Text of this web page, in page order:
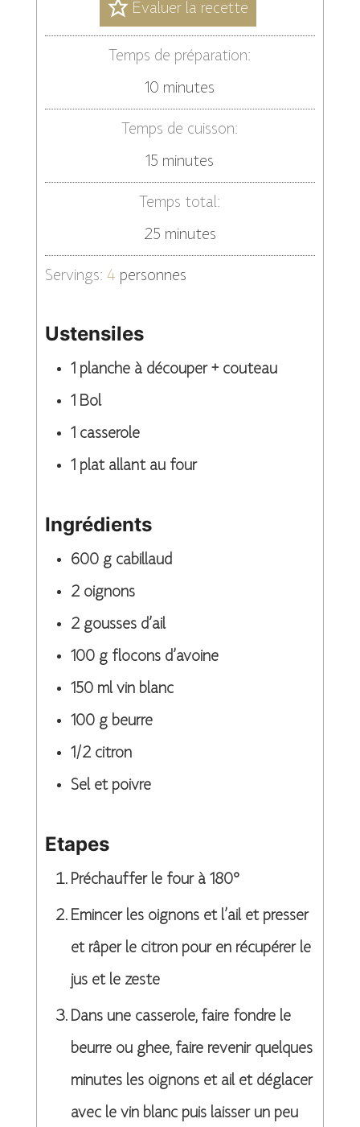
Evaluer la recette
Temps de préparation:
10 minutes
minutes
Temps de cuisson:
15 minutes
minutes
Temps total:
25minutes
minutes
Servings: 4 personnes
Ustensiles
1 planche à découper + couteau
1 Bol
1 casserole
1 plat allant au four
Ingrédients
600 g cabillaud
2 oignons
2 gousses d’ail
100 g flocons d’avoine
150 ml vin blanc
100 g beurre
1/2 citron
Sel et poivre
Etapes
Préchauffer le four à 180°
Emincer les oignons et l’ail et presser
et râper le citron pour en récupérer le
jus et le zeste
Dans une casserole, faire fondre le
beurre ou ghee, faire revenir quelques
minutes les oignons et ail et déglacer
avec le vin blanc puis laisser un peu